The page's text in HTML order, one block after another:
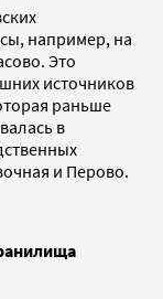
например, на
Это
источников
раньше
в
и Перово.